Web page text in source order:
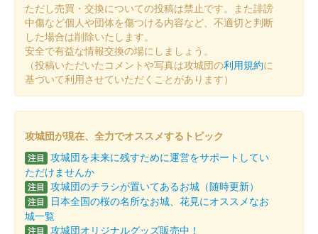
江戸城 御城印 お城EXPO2023来場記念
販売終了
お城EXPO2023の会場で販売された限定御城印
江戸城 御城印 JR東海x江戸城オリジナル切り絵版
配布終了
JR東海ツアーズの企画商品【「江戸城」切り絵御城印と皇居外
苑どらやき＆栗きんつば】に参加者特典としてもらえる。
ただし売買・交換についての投稿は禁止です。また誹謗
中傷など個人や団体を傷つける内容など、不適切と判断
した場合は削除いたします。
安全で有益な情報交換の場にしましょう。
（投稿いただいたコメントや写真は攻城団の利用規約に
基づいて利用させていただくことがあります）
攻城団が現在、全力でオススメするトピック
注目 攻城団を未来に残すために運営をサポートしてい
ただけませんか
注目 攻城団のチラシが置いてあるお城（随時更新）
注目
日本全国の桜の名所なお城、花見にオススメなお
城一覧
注目 攻城団オリジナルグッズ販売中！